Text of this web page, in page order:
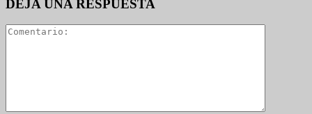
DEJA UNA RESPUESTA